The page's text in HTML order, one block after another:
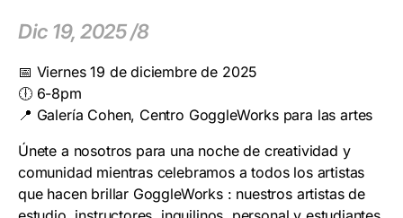
Dic 19, 2025 /8
📅 Viernes 19 de diciembre de 2025
🕕 6-8pm
📍 Galería Cohen, Centro GoggleWorks para las artes
Únete a nosotros para una noche de creatividad y
comunidad mientras celebramos a todos los artistas
que hacen brillar GoggleWorks : nuestros artistas de